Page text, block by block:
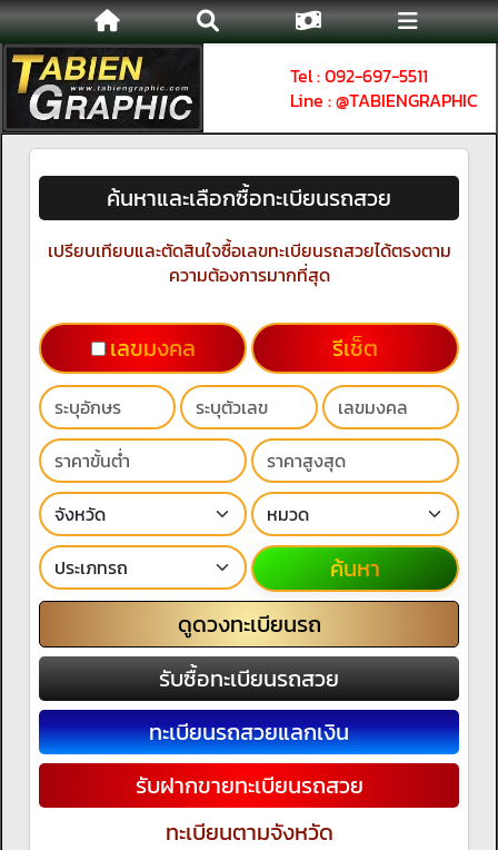
Tel : 092-697-5511
Line : @TABIENGRAPHIC
ค้นหาและเลือกซื้อทะเบียนรถสวย
เปรียบเทียบและตัดสินใจซื้อเลขทะเบียนรถสวยได้ตรงตาม
ความต้องการมากที่สุด
เลขมงคล รีเช็ต
ค้นหา
ดูดวงทะเบียนรถ
รับซื้อทะเบียนรถสวย
ทะเบียนรถสวยแลกเงิน
รับฝากขายทะเบียนรถสวย
ทะเบียนตามจังหวัด